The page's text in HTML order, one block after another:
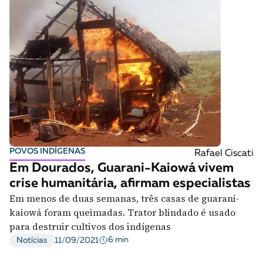
POVOS INDÍGENAS Rafael Ciscati
Em Dourados, Guarani-Kaiowá vivem
crise humanitária, afirmam especialistas
Em menos de duas semanas, três casas de guarani-
kaiowá foram queimadas. Trator blindado é usado
para destruir cultivos dos indígenas
Notícias 11/09/2021 6 min